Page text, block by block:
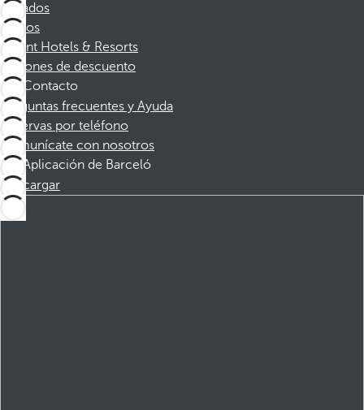
Afiliados
Socios
Dorint Hotels & Resorts
Cupones de descuento
Contacto
Preguntas frecuentes y Ayuda
Reservas por teléfono
Comunícate con nosotros
Aplicación de Barceló
Descargar